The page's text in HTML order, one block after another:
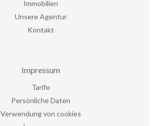
Immobilien
Unsere Agentur
Kontakt
Impressum
Tarife
Persönliche Daten
Verwendung von cookies